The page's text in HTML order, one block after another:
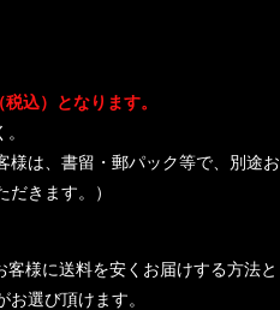
込）となります。
様は、書留・郵パック等で、別途お
だきます。）
客様に送料を安くお届けする方法と
お選び頂けます。